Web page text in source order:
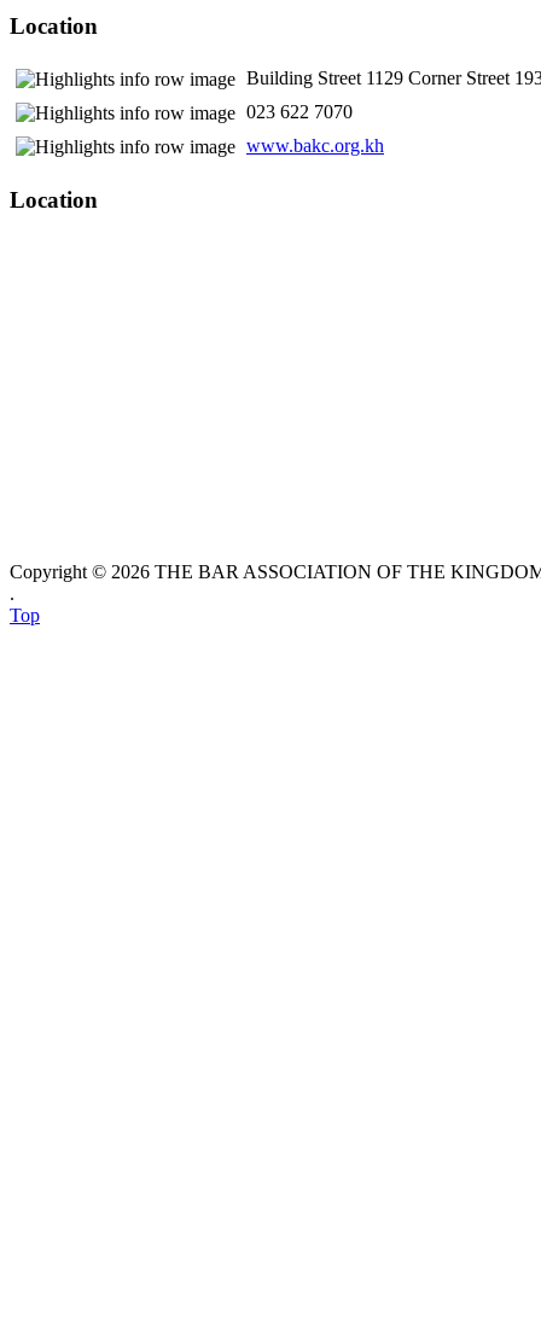
Location
Building Street 1129 Corner Street
​ 023 622 7070
www.bakc.org.kh
Location
Copyright © 2026 THE BAR ASSOCIATION OF THE
.
Top